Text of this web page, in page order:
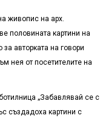
живопис на арх.
половината картини на
авторката на говори
нея от посетителите на
„Забавлявай се с
създадоха картини с